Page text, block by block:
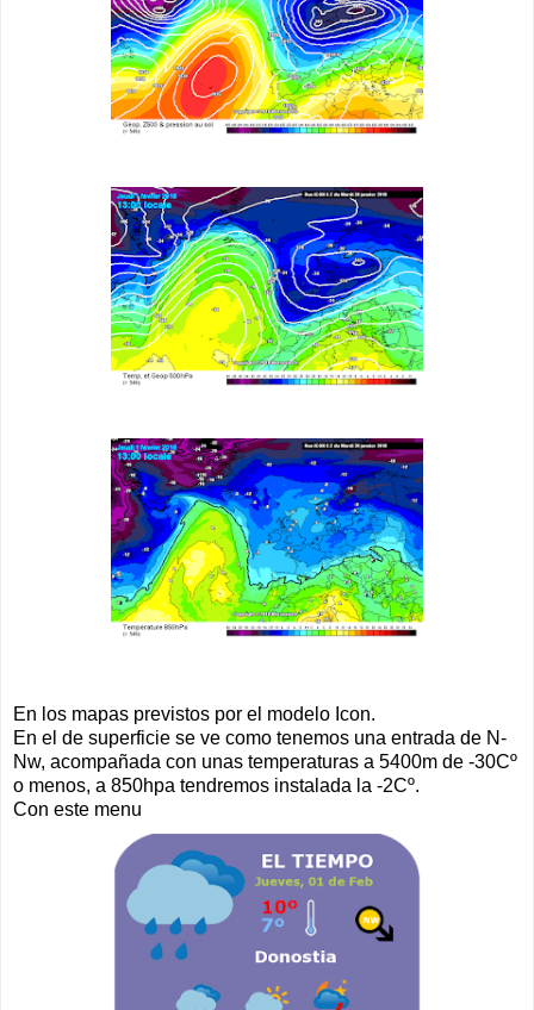
En los mapas previstos por el modelo Icon.
En el de superficie se ve como tenemos una entrada de N-
Nw, acompañada con unas temperaturas a 5400m de -30Cº
o menos, a 850hpa tendremos instalada la -2Cº.
Con este menu